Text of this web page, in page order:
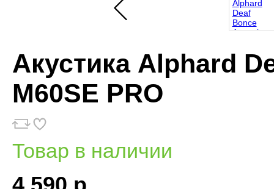
Акустика Alphard
M60SE PRO
Товар в наличии